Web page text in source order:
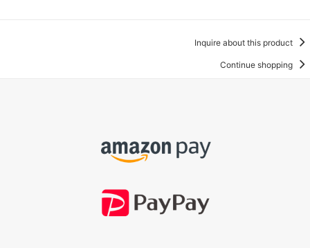
Inquire about this product
Continue shopping